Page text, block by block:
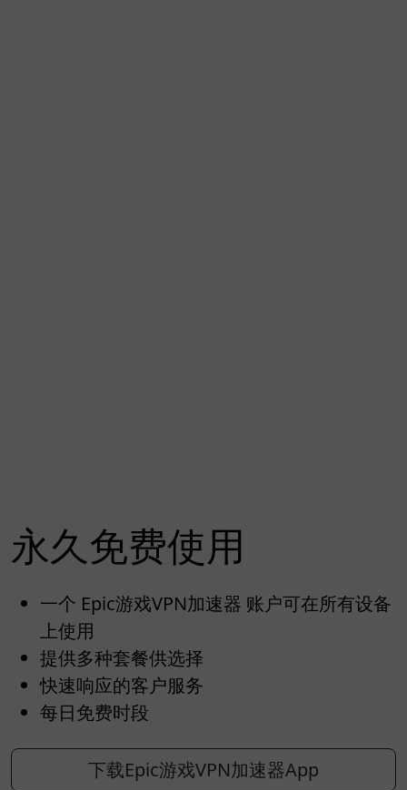
永久免费使用
一个 Epic游戏VPN加速器 账户可在所有设备
上使用
提供多种套餐供选择
快速响应的客户服务
每日免费时段
下载Epic游戏VPN加速器App